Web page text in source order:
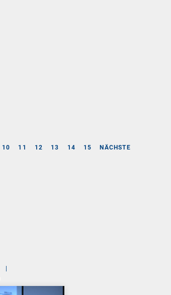
10 11 12 13 14 15 NÄCHSTE
|